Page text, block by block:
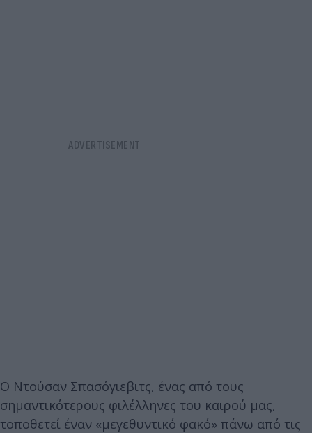
Ο Ντούσαν Σπασόγιεβιτς, ένας από τους
σημαντικότερους φιλέλληνες του καιρού μας,
τοποθετεί έναν «μεγεθυντικό φακό» πάνω από τις